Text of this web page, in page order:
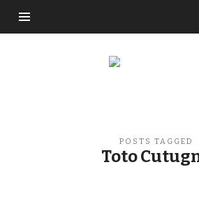
Buzzikuski
POSTS TAGGED
Toto